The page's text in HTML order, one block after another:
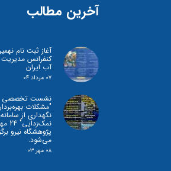
آخرین مطالب
آغاز ثبت نام
کنفرانس مدیریت
آب ایران
۰۷ مرداد ۰۴
نشست تخصصی
"مشكلات
نگهداری از
پژوهشگاه نیرو
می‌شود.
۰۸ مهر ۰۳